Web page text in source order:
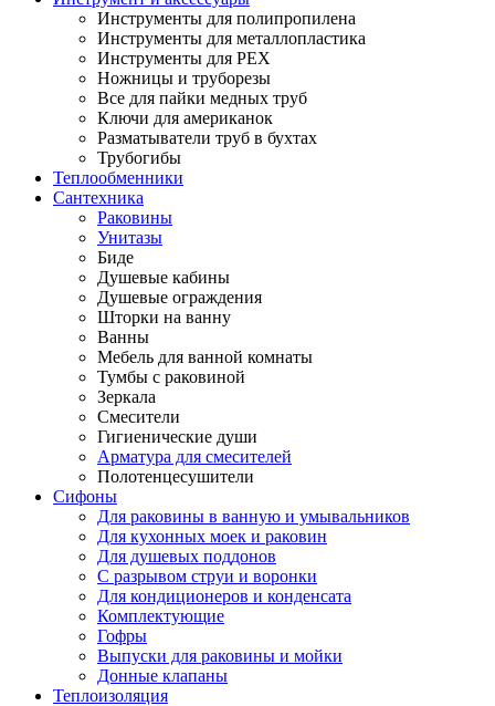
Инструменты для полипропилена
Инструменты для металлопластика
Инструменты для PEX
Ножницы и труборезы
Все для пайки медных труб
Ключи для американок
Разматыватели труб в бухтах
Трубогибы
Теплообменники
Сантехника
Раковины
Унитазы
Биде
Душевые кабины
Душевые ограждения
Шторки на ванну
Ванны
Мебель для ванной комнаты
Тумбы с раковиной
Зеркала
Смесители
Гигиенические души
Арматура для смесителей
Полотенцесушители
Сифоны
Для раковины в ванную и умывальников
Для кухонных моек и раковин
Для душевых поддонов
С разрывом струи и воронки
Для кондиционеров и конденсата
Комплектующие
Гофры
Выпуски для раковины и мойки
Донные клапаны
Теплоизоляция